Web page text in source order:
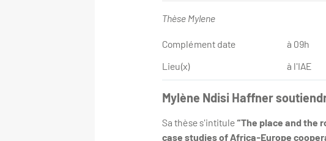
Thèse Mylene
Complément date
à 09h
Lieu(x)
à l'IAE
Mylène Ndisi Haffner
Sa thèse s'intitule“The place and the
case studies of Africa-Europe